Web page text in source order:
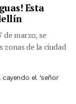
Esta
de marzo, se
de la ciudad